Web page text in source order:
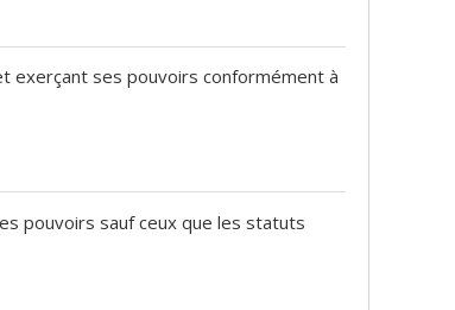
exerçant ses pouvoirs conformément à
pouvoirs sauf ceux que les statuts